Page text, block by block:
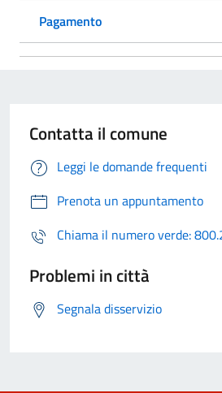
Pagamento
Contatta il comune
Leggi le domande frequenti
Prenota un appuntamento
Chiama il numero verde:
Problemi in città
Segnala disservizio